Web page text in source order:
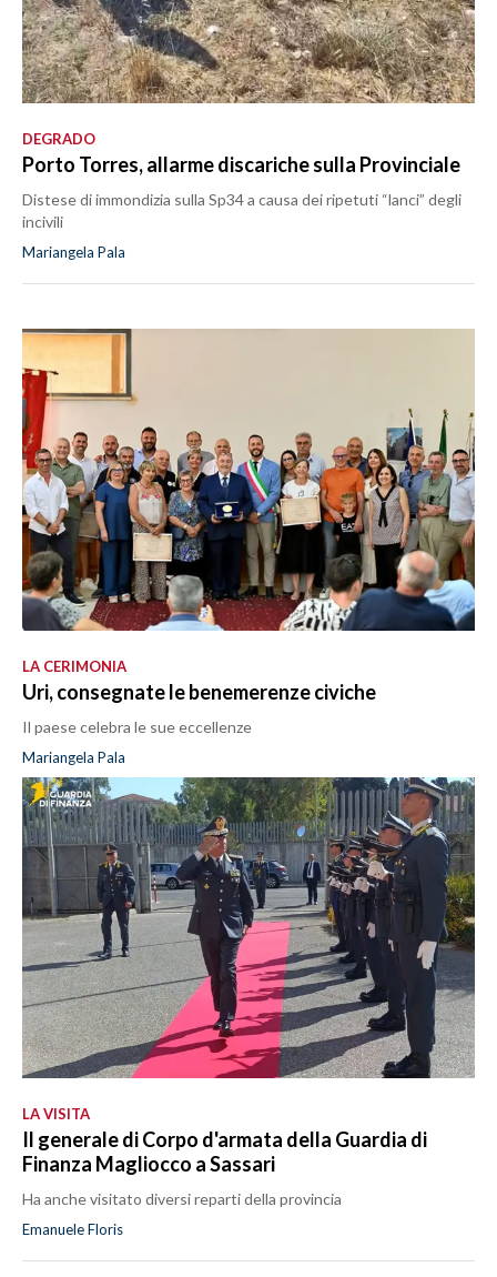
DEGRADO
Porto Torres, allarme discariche sulla Provinciale
Distese di immondizia sulla Sp34 a causa dei ripetuti “lanci” degli
incivili
Mariangela Pala
LA CERIMONIA
Uri, consegnate le benemerenze civiche
Il paese celebra le sue eccellenze
Mariangela Pala
LA VISITA
Il generale di Corpo d'armata della Guardia di
Finanza Magliocco a Sassari
Ha anche visitato diversi reparti della provincia
Emanuele Floris